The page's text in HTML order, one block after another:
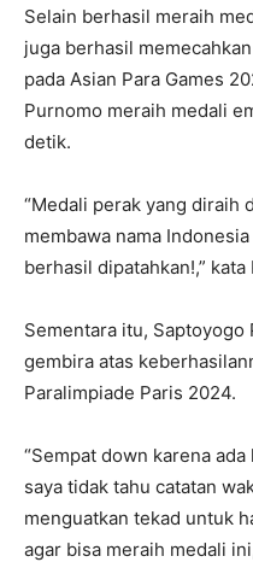
Selain berhasil meraih
juga berhasil
pada Asian Para Games
Purnomo meraih medali
detik.
“Medali perak yang diraih
membawa nama
berhasil dipatahkan!,”
Sementara itu,
gembira atas
Paralimpiade Paris 2024.
“Sempat down karena
saya tidak tahu catatan
menguatkan tekad untuk
agar bisa meraih medali